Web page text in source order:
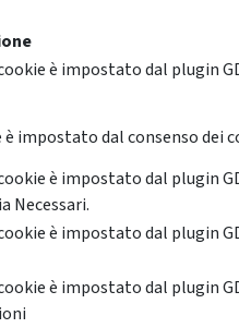
è impostato dal plugin
è impostato dal consenso dei
è impostato dal plugin
Necessari.
è impostato dal plugin
è impostato dal plugin